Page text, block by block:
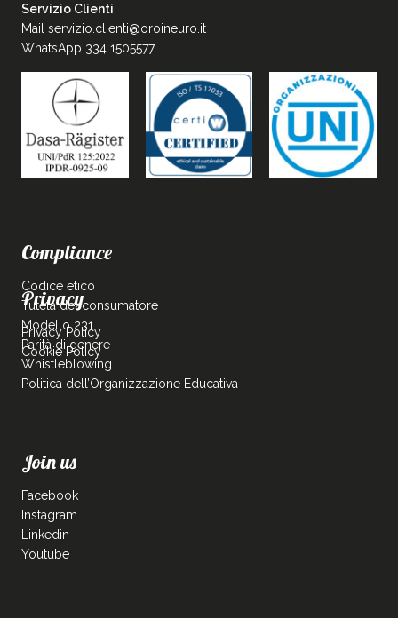
Servizio Clienti
Mail servizio.clienti@oroineuro.it
WhatsApp 334 1505577
Compliance
Codice etico
Tutela del consumatore
Modello 231
Parità di genere
Whistleblowing
Politica dell’Organizzazione Educativa
Privacy
Privacy Policy
Cookie Policy
Join us
Facebook
Instagram
Linkedin
Youtube